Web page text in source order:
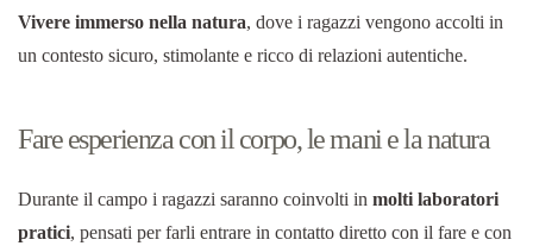
Vivere immerso nella natura, dove i ragazzi vengono accolti in
un contesto sicuro, stimolante e ricco di relazioni autentiche.
Fare esperienza con il corpo, le mani e la natura
Durante il campo i ragazzi saranno coinvolti in molti laboratori
pratici, pensati per farli entrare in contatto diretto con il fare e con